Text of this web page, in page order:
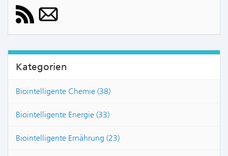
Kategorien
Biointelligente Chemie (38)
Biointelligente Energie (33)
Biointelligente Ernährung (23)